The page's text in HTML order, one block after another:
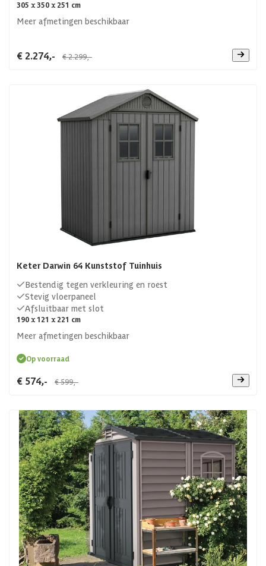
305 x 350 x 251 cm
Meer afmetingen beschikbaar
€ 2.274,- € 2.299,-
Keter Darwin 64 Kunststof Tuinhuis
Bestendig tegen verkleuring en roest
Stevig vloerpaneel
Afsluitbaar met slot
190 x 121 x 221 cm
Meer afmetingen beschikbaar
Op voorraad
€ 574,- € 599,-